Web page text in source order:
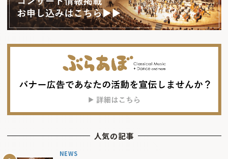
人気の記事
NEWS